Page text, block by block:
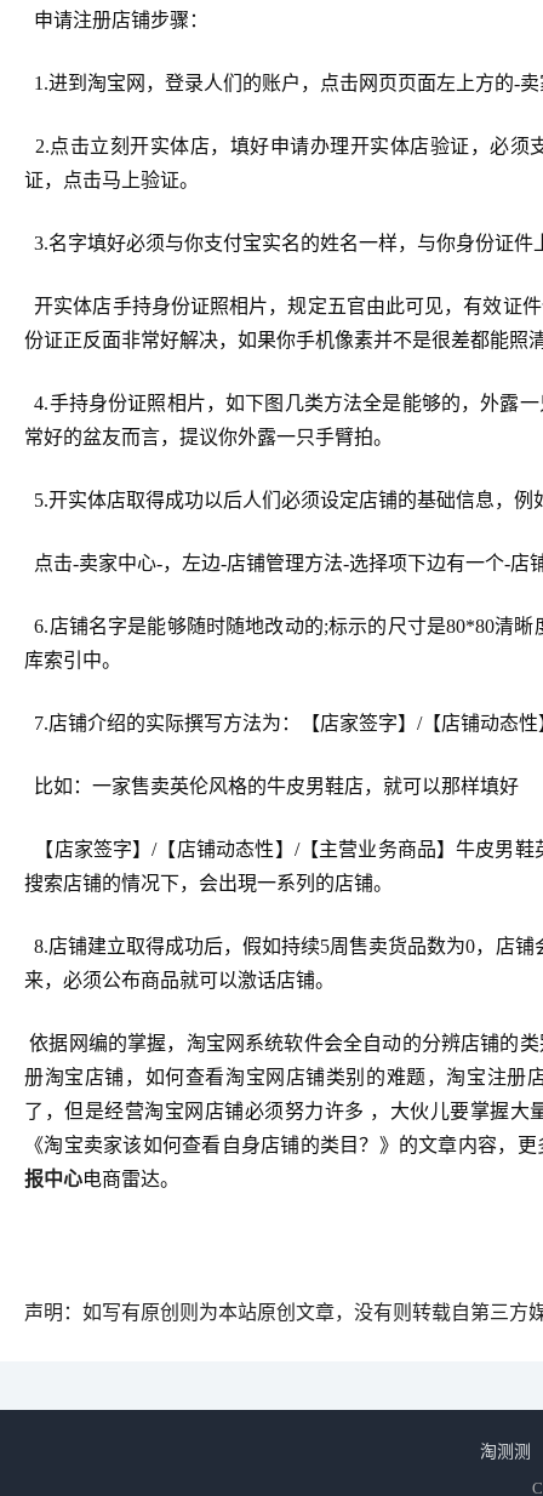
申请注册店铺步骤：
1.进到淘宝网，登录人们的账户，点击网页页面左上方的-
2.点击立刻开实体店，填好申请办理开实体店验证，必
证，点击马上验证。
3.名字填好必须与你支付宝实名的姓名一样，与你身份证件
开实体店手持身份证照相片，规定五官由此可见，有效证
份证正反面非常好解决，如果你手机像素并不是很差都能照
4.手持身份证照相片，如下图几类方法全是能够的，外露
常好的盆友而言，提议你外露一只手臂拍。
5.开实体店取得成功以后人们必须设定店铺的基础信息，
点击-卖家中心-，左边-店铺管理方法-选择项下边有一个-店
6.店铺名字是能够随时随地改动的;标示的尺寸是80*80清
库索引中。
7.店铺介绍的实际撰写方法为：【店家签字】/【店铺动态
比如：一家售卖英伦风格的牛皮男鞋店，就可以那样填好
【店家签字】/【店铺动态性】/【主营业务商品】牛皮男
搜索店铺的情况下，会出現一系列的店铺。
8.店铺建立取得成功后，假如持续5周售卖货品数为0，店
来，必须公布商品就可以激话店铺。
依据网编的掌握，淘宝网系统软件会全自动的分辨店铺的
册淘宝店铺，如何查看淘宝网店铺类别的难题，淘宝注册
了，但是经营淘宝网店铺必须努力许多 ，大伙儿要掌握
《淘宝卖家该如何查看自身店铺的类目？》的文章内容，
报中心电商雷达。
声明：如写有原创则为本站原创文章，没有则转载自第三方
淘测测